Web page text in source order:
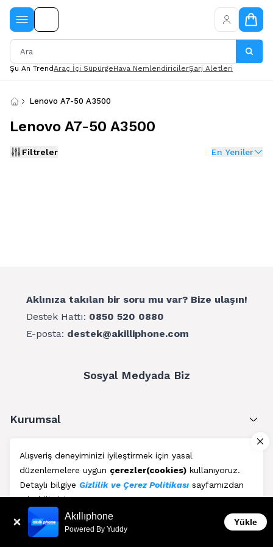
Alışveriş deneyiminizi iyileştirmek için yasal
düzenlemelere uygun çerezler(cookies) kullanıyoruz.
Detaylı bilgiye Gizlilik ve Çerez Politikası sayfamızdan
erişebilirsiniz.
Kabul Et
Şu An TrendAraç İçi SüpürgeHava NemlendiricilerŞarj Aletleri
Lenovo A7-50 A3500
Lenovo A7-50 A3500
Filtreler En Yeniler
Aklınıza takılan bir soru mu var? Bize ulaşın!
Destek Hattı: 0850 520 0880
E-posta: destek@akilliphone.com
Sosyal Medyada Biz
Kurumsal
Müşteri Hizmetleri
Üyelik
Blog Akıllıphone
Powered By Yuddy
Yükle